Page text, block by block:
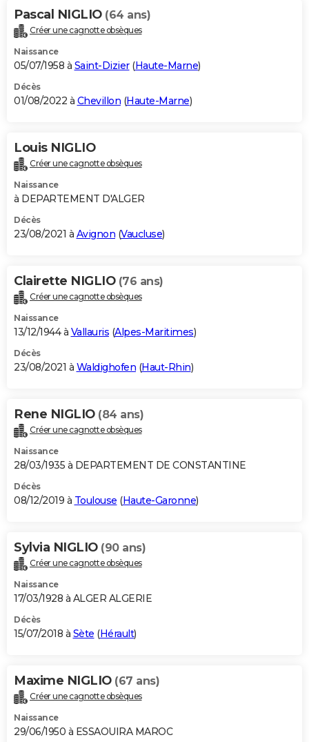
Pascal NIGLIO (64 ans)
Créer une cagnotte obsèques
Naissance
05/07/1958 à Saint-Dizier(Haute-Marne)
Décès
01/08/2022 à Chevillon (Haute-Marne)
Louis NIGLIO
Créer une cagnotte obsèques
Naissance
à DEPARTEMENT D'ALGER
Décès
23/08/2021 à Avignon (Vaucluse)
Clairette NIGLIO (76 ans)
Créer une cagnotte obsèques
Naissance
13/12/1944 à Vallauris (Alpes-Maritimes)
Décès
23/08/2021 à Waldighofen (Haut-Rhin)
Rene NIGLIO (84 ans)
Créer une cagnotte obsèques
Naissance
28/03/1935 à DEPARTEMENT DE CONSTANTINE
Décès
08/12/2019 à Toulouse (Haute-Garonne)
Sylvia NIGLIO (90 ans)
Créer une cagnotte obsèques
Naissance
17/03/1928 à ALGER ALGERIE
Décès
15/07/2018 à Sète (Hérault)
Maxime NIGLIO (67 ans)
Créer une cagnotte obsèques
Naissance
29/06/1950 à ESSAOUIRA MAROC